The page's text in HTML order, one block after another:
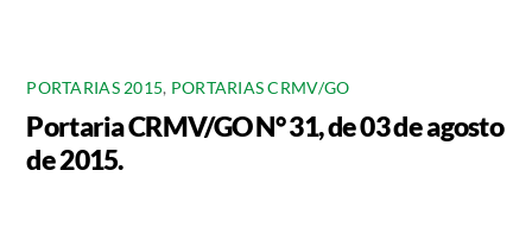
PORTARIAS 2015, PORTARIAS CRMV/GO
Portaria CRMV/GO N° 31, de 03 de agosto
de 2015.